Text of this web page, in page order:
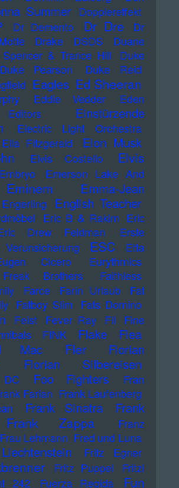
Summer Dopplereffekt
Dr Demento Dr Dre
Dr
Drake DSDS
Duane
& Trance Hill
Duke
Duke Pearson
Duke Reid
Eagles Ed Sheeran
Eddie Vedder
Eden
Editors
Einstürzende
Electric Light Orchestra
Ella Fitzgerald Elon Musk
Elvis Costello
Elvis
Embryo
Emerson Lake And
Eminem
Emma-Jean
Engerling English Teacher
Eric B & Rakim Eric
Drew Feldman
Erste
ESC
Etta
Cicero
Eurythmics
Brothers
Faithless
Farce Farin Urlaub
Fat
Fatboy Slim Fats Domino
Feist Fever Ray Fil
Fine
FINK Flake
Flea
Mac
Fler
Florian
Florian Silbereisen
Foo Fighters
Fran
Farian Frank Laufenberg
Frank Sinatra
Frank
Frank Zappa
Franz
Frau Lehmann Fred und Luna
Fritz Egner
Fritz Puppel
Fritzi
242 Fuerza Regida
Fun